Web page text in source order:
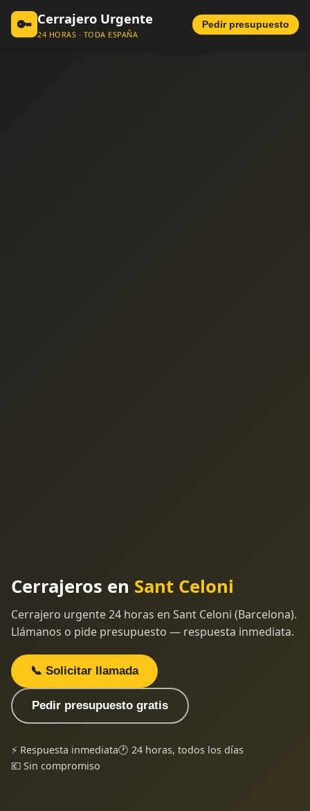
🔑 Cerrajero Urgente
24 HORAS · TODA ESPAÑA
Pedir presupuesto
Cerrajeros en Sant Celoni
Cerrajero urgente 24 horas en Sant Celoni (Barcelona).
Llámanos o pide presupuesto — respuesta inmediata.
📞 Solicitar llamada
Pedir presupuesto gratis
⚡ Respuesta inmediata🕐 24 horas, todos los días
💶 Sin compromiso